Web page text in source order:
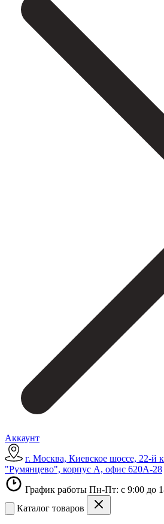
Аккаунт
г. Москва, Киевское шоссе, 22-й
"Румянцево", корпус А, офис 620А-28
График работы Пн-Пт: с 9:00 до
Каталог товаров